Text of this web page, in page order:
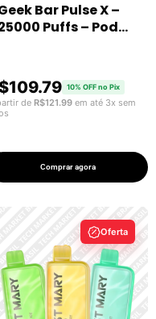
Bar Pulse X –
Puffs – Pod
109.79 10% OFF no Pix
de R$121.99 em até 3x sem
Comprar agora
Oferta